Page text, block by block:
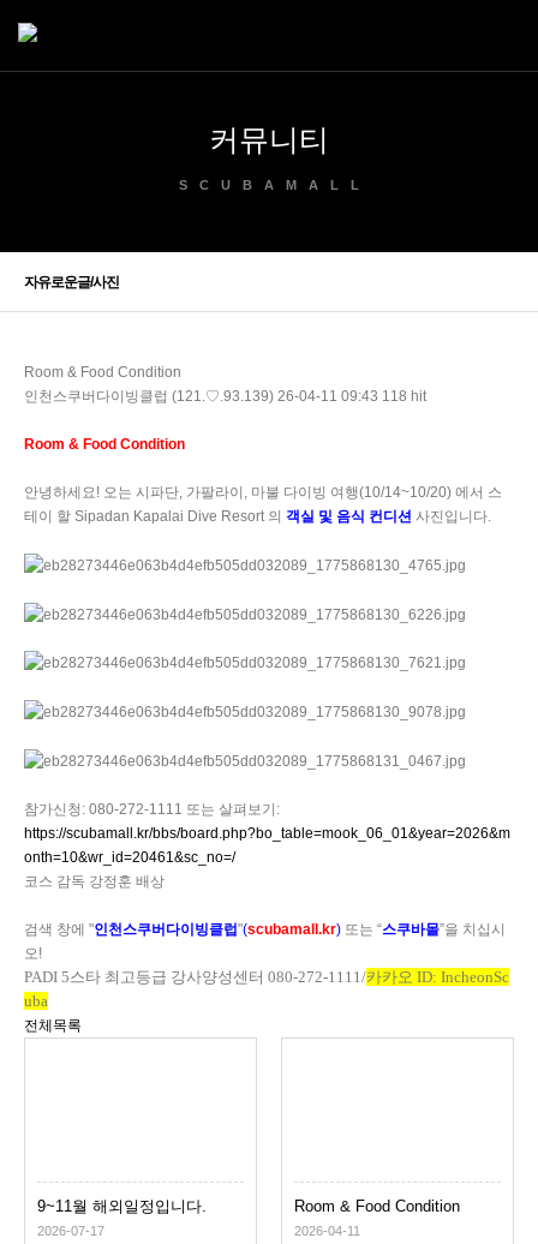
커뮤니티
SCUBAMALL
자유로운글/사진
Room & Food Condition
인천스쿠버다이빙클럽 (121.♡.93.139) 26-04-11 09:43 118 hit
Room & Food Condition
안녕하세요! 오는 시파단, 가팔라이 , 마불 다이빙 여행(10/14~10/20) 에서 스
테이 할 Sipadan Kapalai Dive Resort 의 객실 및 음식 컨디션 사진입니다.
참가신청 : 080-272-1111 또는 살펴보기 :
https://scubamall.kr/bbs/board.php?bo_table=mook_06_01&year=2026&m
onth=10&wr_id=20461&sc_no=/
코스 감독 강정훈 배상
검색 창에 "인천스쿠버다이빙클럽"(scubamall.kr) 또는 “스쿠바몰”을 치십시
오!
PADI 5스타 최고등급 강사양성센터 080-272-1111/카카오 ID: IncheonSc
uba
전체목록
9~11월 해외일정입니다.
2026-07-17
Room & Food Condition
2026-04-11